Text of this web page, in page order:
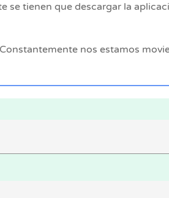
tienen que descargar la
nos estamos